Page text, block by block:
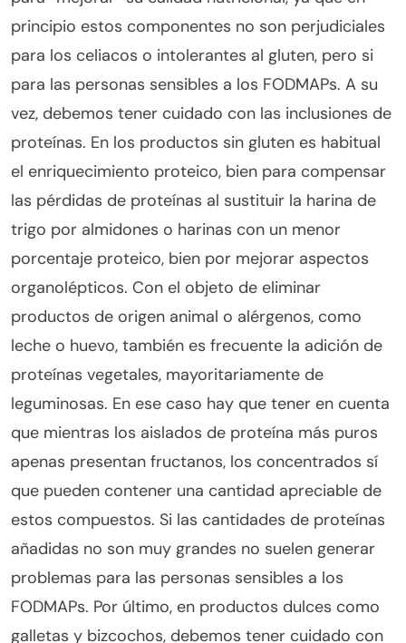
principio estos componentes no son perjudiciales
para los celiacos o intolerantes al gluten, pero si
para las personas sensibles a los FODMAPs. A su
vez, debemos tener cuidado con las inclusiones de
proteínas. En los productos sin gluten es habitual
el enriquecimiento proteico, bien para compensar
las pérdidas de proteínas al sustituir la harina de
trigo por almidones o harinas con un menor
porcentaje proteico, bien por mejorar aspectos
organolépticos. Con el objeto de eliminar
productos de origen animal o alérgenos, como
leche o huevo, también es frecuente la adición de
proteínas vegetales, mayoritariamente de
leguminosas. En ese caso hay que tener en cuenta
que mientras los aislados de proteína más puros
apenas presentan fructanos, los concentrados sí
que pueden contener una cantidad apreciable de
estos compuestos. Si las cantidades de proteínas
añadidas no son muy grandes no suelen generar
problemas para las personas sensibles a los
FODMAPs. Por último, en productos dulces como
galletas y bizcochos, debemos tener cuidado con